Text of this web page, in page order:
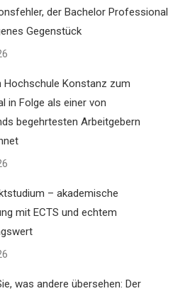
der Bachelor Professional
Gegenstück
Hochschule Konstanz zum
in Folge als einer von
begehrtesten Arbeitgebern
– akademische
mit ECTS und echtem
was andere übersehen: Der